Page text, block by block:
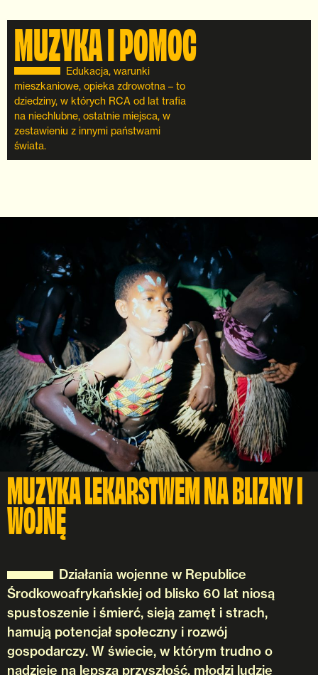
MUZYKA I POMOC
Edukacja, warunki
mieszkaniowe, opieka zdrowotna – to
dziedziny, w których RCA od lat trafia
na niechlubne, ostatnie miejsca, w
zestawieniu z innymi państwami
świata.
MUZYKA LEKARSTWEM NA BLIZNY I
WOJNĘ
Działania wojenne w Republice
Środkowoafrykańskiej od blisko 60 lat niosą
spustoszenie i śmierć, sieją zamęt i strach,
hamują potencjał społeczny i rozwój
gospodarczy. W świecie, w którym trudno o
nadzieję na lepszą przyszłość, młodzi ludzie